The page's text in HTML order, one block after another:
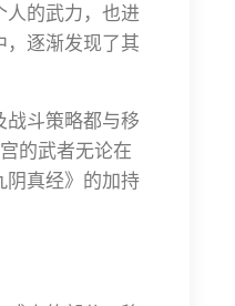
人的武力，也进
，逐渐发现了其
战斗策略都与移
的武者无论在
阴真经》的加持